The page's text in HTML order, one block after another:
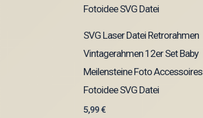
SVG Laser Datei Retrorahmen
Vintagerahmen 12er Set Baby
Meilensteine Foto Accessoires
Fotoidee SVG Datei
5,99€